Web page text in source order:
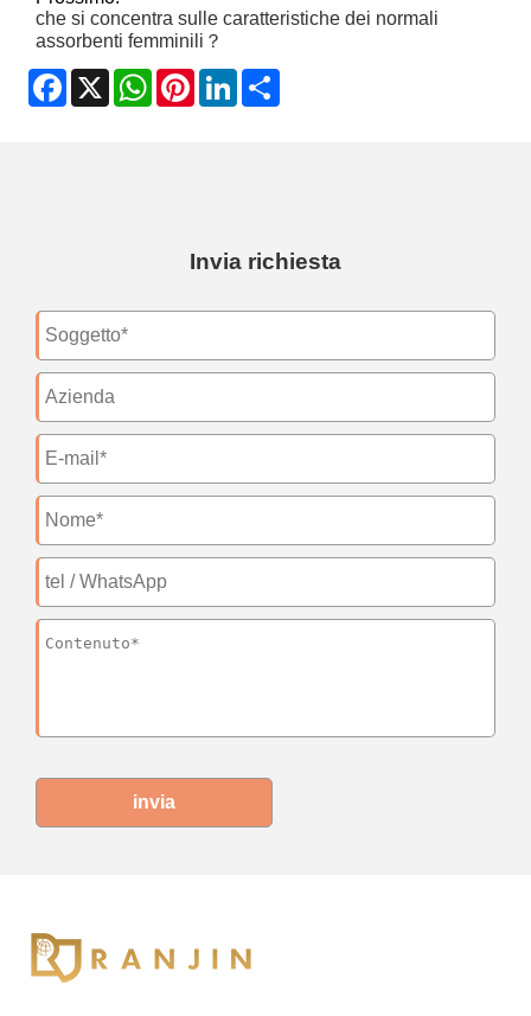
che si concentra sulle caratteristiche dei normali
assorbenti femminili？
Facebook
X WhatsApp
PinterestLinkedIn
Invia richiesta
invia